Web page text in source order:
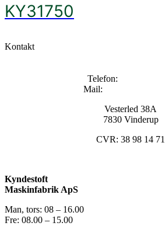
KY31750
Kontakt
Telefon:
Mail:
Vesterled 38A
7830 Vinderup
CVR: 38 98 14 71
Kyndestoft
Maskinfabrik ApS
Man, tors: 08 – 16.00
Fre: 08.00 – 15.00